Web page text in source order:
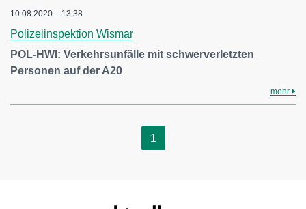
10.08.2020 – 13:38
Polizeiinspektion Wismar
POL-HWI: Verkehrsunfälle mit schwerverletzten
Personen auf der A20
mehr
1